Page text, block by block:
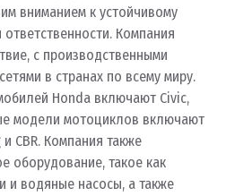
вниманием к устойчивому
Компания
с производственными
в странах по всему миру.
Honda включают Civic,
модели мотоциклов включают
CBR. Компания также
оборудование, такое как
и водяные насосы, а также